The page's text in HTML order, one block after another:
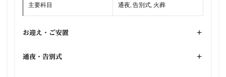
主要科目 通夜, 告別式, 火葬
お迎え・ご安置 +
通夜・告別式 +